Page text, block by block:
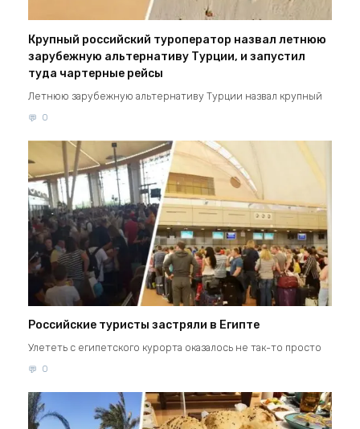
Крупный российский туроператор назвал летнюю
зарубежную альтернативу Турции, и запустил
туда чартерные рейсы
Летнюю зарубежную альтернативу Турции назвал крупный
0
Российские туристы застряли в Египте
Улететь с египетского курорта оказалось не так-то просто
0